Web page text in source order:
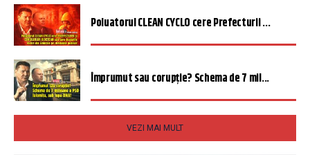
Poluatorul CLEAN CYCLO cere Prefecturii ...
Împrumut sau corupție? Schema de 7 mil...
VEZI MAI MULT